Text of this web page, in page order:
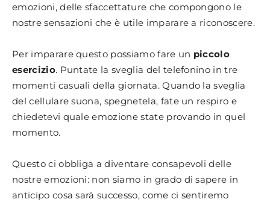
emozioni, delle sfaccettature che compongono le
nostre sensazioni che è utile imparare a riconoscere.
Per imparare questo possiamo fare un piccolo
esercizio. Puntate la sveglia del telefonino in tre
momenti casuali della giornata. Quando la sveglia
del cellulare suona, spegnetela, fate un respiro e
chiedetevi quale emozione state provando in quel
momento.
Questo ci obbliga a diventare consapevoli delle
nostre emozioni: non siamo in grado di sapere in
anticipo cosa sarà successo, come ci sentiremo